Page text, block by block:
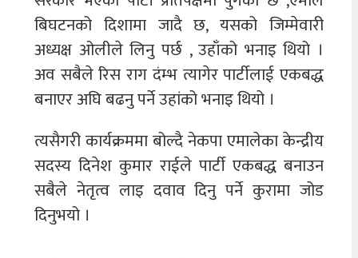
बिघटनको दिशामा जादै छ, यसको जिम्मेवारी
अध्यक्ष ओलीले लिनु पर्छ , उहाँको भनाइ थियो ।
अव सबैले रिस राग दंम्भ त्यागेर पार्टीलाई एकबद्ध
बनाएर अघि बढनु पर्ने उहांको भनाइ थियो ।
त्यसैगरी कार्यक्रममा बोल्दै नेकपा एमालेका केन्द्रीय
सदस्य दिनेश कुमार राईले पार्टी एकबद्ध बनाउन
सबैले नेतृत्व लाइ दवाव दिनु पर्ने कुरामा जोड
दिनुभयो ।